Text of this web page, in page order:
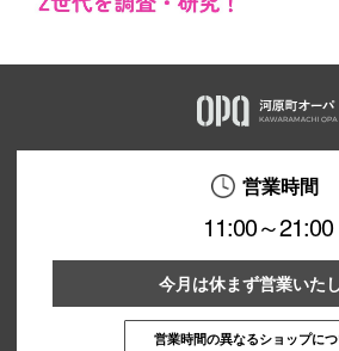
営業時間
11:00～21:00
今月は休まず営業いた
営業時間の異なるショップに